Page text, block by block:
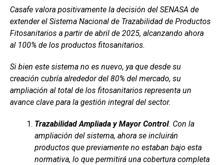
ce
b
o
o
k
at
s
A
p
p
ke
dI
n
m
p
ar
tir
Casafe valora positivamente la decisión del SENASA de
extender el Sistema Nacional de Trazabilidad de Productos
Fitosanitarios a partir de abril de 2025, alcanzando ahora
al 100% de los productos fitosanitarios.
Si bien este sistema no es nuevo, ya que desde su
creación cubría alrededor del 80% del mercado, su
ampliación al total de los fitosanitarios representa un
avance clave para la gestión integral del sector.
Trazabilidad Ampliada y Mayor Control. Con la
ampliación del sistema, ahora se incluirán
productos que previamente no estaban bajo esta
normativa, lo que permitirá una cobertura completa